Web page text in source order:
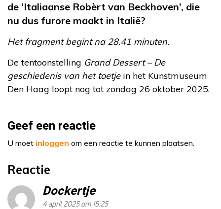
de ‘Italiaanse Robèrt van Beckhoven’, die
nu dus furore maakt in Italië?
Het fragment begint na 28.41 minuten.
De tentoonstelling Grand Dessert – De
geschiedenis van het toetjein het Kunstmuseum
Den Haag loopt nog tot zondag 26 oktober 2025.
Geef een reactie
U moet inloggen om een reactie te kunnen plaatsen.
Reactie
Dockertje
4 april 2025 om 15:25